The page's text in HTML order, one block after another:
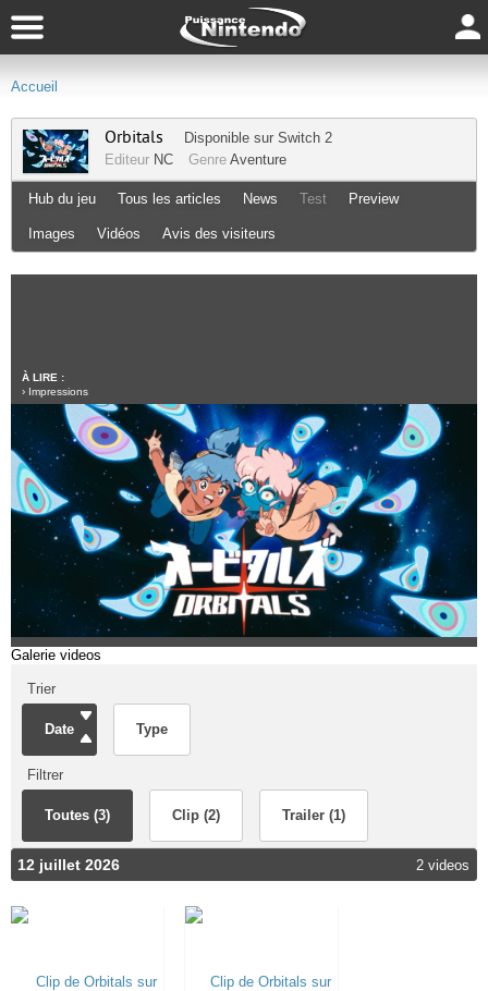
Accueil
Orbitals Disponible sur Switch 2
Editeur NC Genre Aventure
Hub du jeu Tous les articles News Test Preview
Images Vidéos Avis des visiteurs
À LIRE :
› Impressions
Galerie videos
Trier
Date Type
Filtrer
Toutes (3) Clip (2) Trailer (1)
12 juillet 2026 2 videos